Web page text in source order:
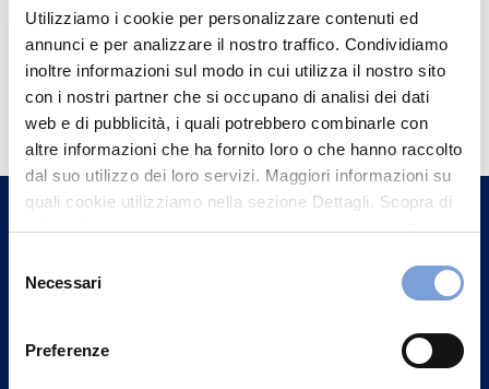
Utilizziamo i cookie per personalizzare contenuti ed
annunci e per analizzare il nostro traffico. Condividiamo
inoltre informazioni sul modo in cui utilizza il nostro sito
con i nostri partner che si occupano di analisi dei dati
web e di pubblicità, i quali potrebbero combinarle con
altre informazioni che ha fornito loro o che hanno raccolto
dal suo utilizzo dei loro servizi. Maggiori informazioni su
quali cookie utilizziamo nella sezione Dettagli. Scopra di
più su chi siamo, come può contattarci e come trattiamo i
può trovare nel footer del sito nella sezione "Informativa
delNecessari
Preferenze
Hai bisogno di
informazioni?
Trova l'Agenzia più vicina a te e parla con
un nostro Agente.